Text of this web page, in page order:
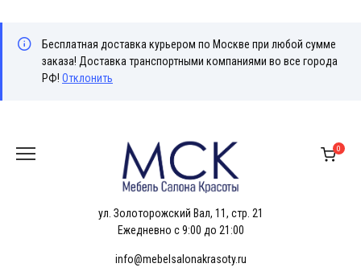
Бесплатная доставка курьером по Москве при любой сумме
заказа! Доставка транспортными компаниями во все города
РФ! Отклонить
содержанию
ул. Золоторожский Вал, 11, стр. 21
Ежедневно с 9:00 до 21:00
info@mebelsalonakrasoty.ru
0